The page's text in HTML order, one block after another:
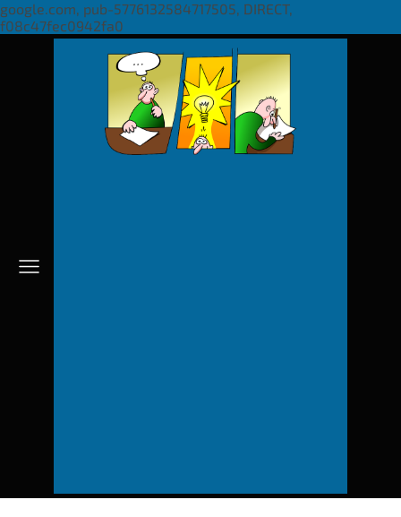
google.com, pub-5776132584717505, DIRECT,
f08c47fec0942fa0